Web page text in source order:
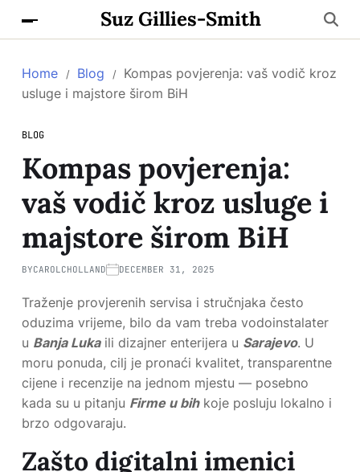
Suz Gillies-Smith
Home Blog
Kompas povjerenja: vaš vodič kroz
usluge i majstore širom BiH
BLOG
Kompas povjerenja:
vaš vodič kroz usluge i
majstore širom BiH
BYCAROLCHOLLAND DECEMBER 31, 2025
Traženje provjerenih servisa i stručnjaka često
oduzima vrijeme, bilo da vam treba vodoinstalater
u Banja Lukaili dizajner enterijera u Sarajevo. U
moru ponuda, cilj je pronaći kvalitet, transparentne
cijene i recenzije na jednom mjestu — posebno
kada su u pitanju Firme u bihkoje posluju lokalno i
brzo odgovaraju.
Zašto digitalni imenici